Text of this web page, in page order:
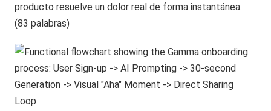
producto resuelve un dolor real de forma instantánea.
(83 palabras)